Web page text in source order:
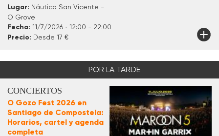
Lugar: Náutico San Vicente -
O Grove
Fecha: 11/7/2026 · 12:00 - 22:00
Precio: Desde 17 €
POR LA TARDE
CONCIERTOS
O Gozo Fest 2026 en
Santiago de Compostela:
Horarios, cartel y agenda
completa